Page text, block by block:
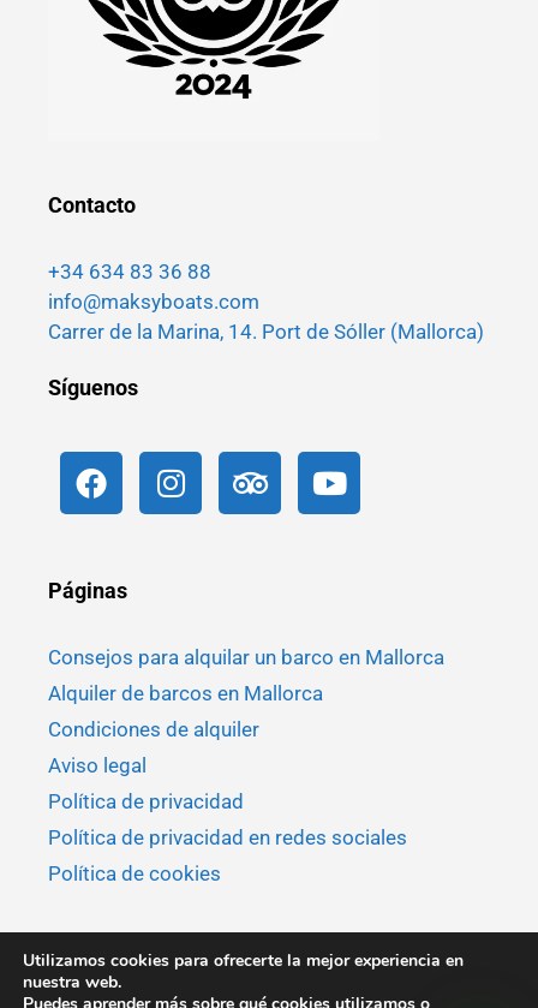
Contacto
+34 634 83 36 88
info@maksyboats.com
Carrer de la Marina, 14. Port de Sóller (Mallorca)
Síguenos
Páginas
Consejos para alquilar un barco en Mallorca
Alquiler de barcos en Mallorca
Condiciones de alquiler
Aviso legal
Política de privacidad
Política de privacidad en redes sociales
Política de cookies
Utilizamos cookies para ofrecerte la mejor experiencia en
nuestra web.